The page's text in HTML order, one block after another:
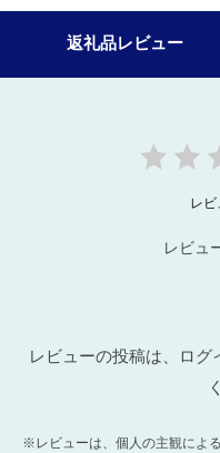
返礼品レビュー
レ
レビュ
レビューの投稿は、ログ
※レビューは、個人の主観によ